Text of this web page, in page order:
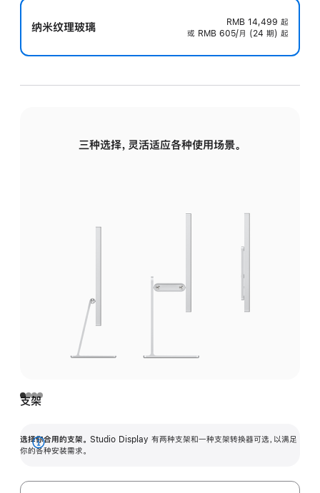
纳米纹理玻璃 RMB 14,499 起
或 RMB 605/月 (24 期) 起
三种选择，灵活适应各种使用场景。
支架
选择你合用的支架。 Studio Display 有两种支架和一种支架转换器可选，以满足
你的各种安装需求。
展